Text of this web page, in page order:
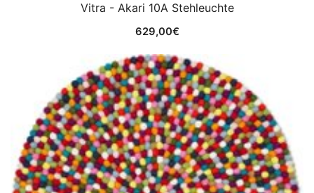
Vitra - Akari 10A Stehleuchte
629,00€